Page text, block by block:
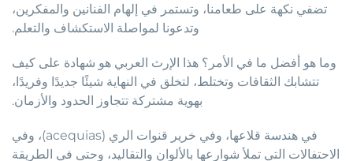
تضفي نكهة على طعامنا، وتستمر في إلهام الفنانين والمفكرين،
وتدعونا لمواصلة الاستكشاف والتعلم.
وما هو أفضل ما في الأمر؟ هذا الإرث العربي هو شهادة على كيف
تتشابك الثقافات وتختلط، لتخلق في النهاية شيئًا جديدًا وفريدًا،
بهوية مشتركة تتجاوز الحدود والأزمان.
في هندسة قلاعها، وفي خرير قنوات الري (acequias)، وفي
الاحتفالات التي تملأ شوارعها بالألوان والتقاليد، وحتى في الطريقة